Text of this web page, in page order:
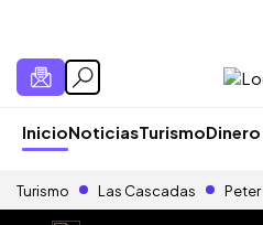
InicioNoticiasTurismo
Turismo Las Cascadas Peter